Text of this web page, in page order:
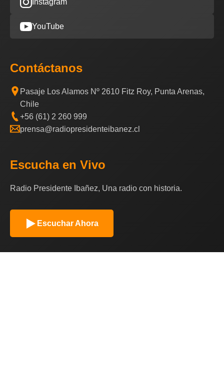
Instagram
YouTube
Contáctanos
Pasaje Los Alamos Nº 2610 Fitz Roy, Punta Arenas,
Chile
+56 (61) 2 260 999
prensa@radiopresidenteibanez.cl
Escucha en Vivo
Radio Presidente Ibañez, Una radio con historia.
Escuchar Ahora